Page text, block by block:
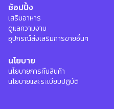
ช้อปปิ้ง
เสริมอาหาร
ดูแลความงาม
อุปกรณ์ส่งเสริมการขายอื่นๆ
นโยบาย
นโยบายการคืนสินค้า
นโยบายและระเบียบปฏิบัติ